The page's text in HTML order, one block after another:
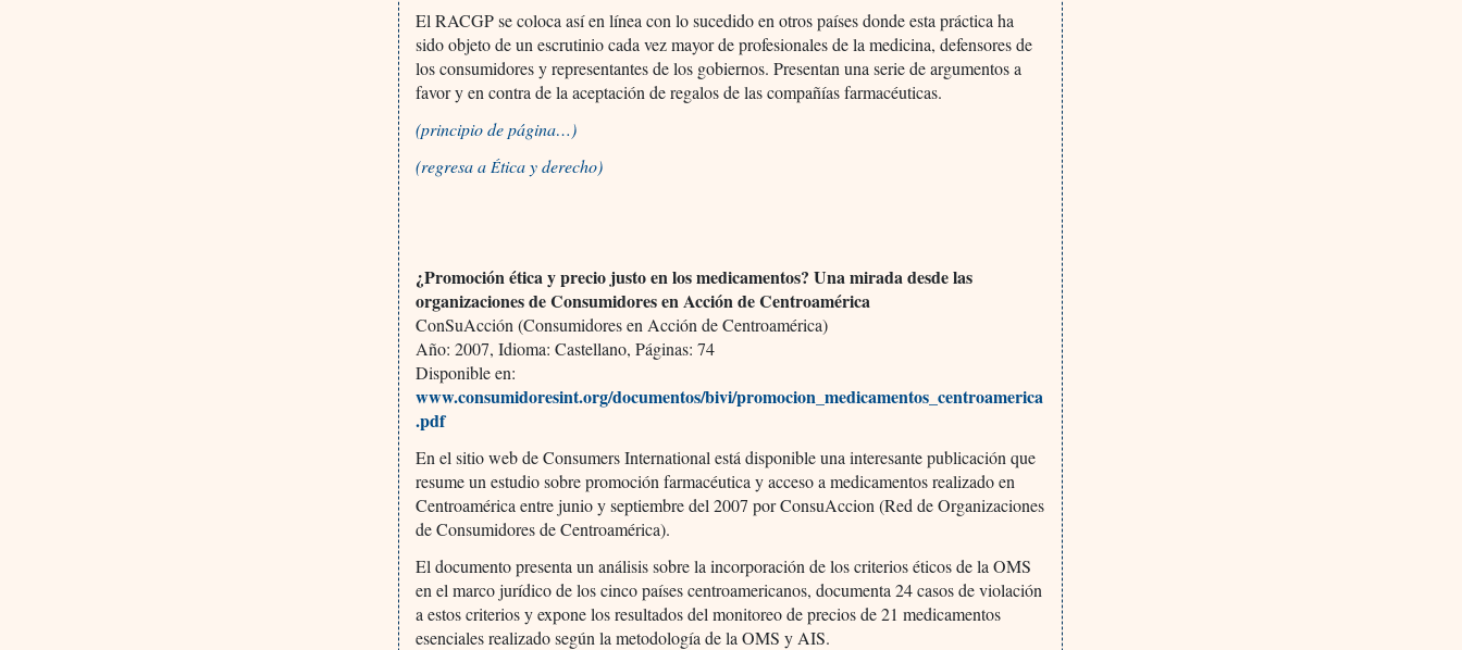
El RACGP se coloca así en línea con lo sucedido en otros países donde esta práctica ha
sido objeto de un escrutinio cada vez mayor de profesionales de la medicina, defensores de
los consumidores y representantes de los gobiernos. Presentan una serie de argumentos a
favor y en contra de la aceptación de regalos de las compañías farmacéuticas.
(principio de página…)
(regresa a Ética y derecho)
¿Promoción ética y precio justo en los medicamentos? Una mirada desde las
organizaciones de Consumidores en Acción de Centroamérica
ConSuAcción (Consumidores en Acción de Centroamérica)
Año: 2007, Idioma: Castellano, Páginas: 74
Disponible en:
www.consumidoresint.org/documentos/bivi/promocion_medicamentos_centroamerica
.pdf
En el sitio web de Consumers International está disponible una interesante publicación que
resume un estudio sobre promoción farmacéutica y acceso a medicamentos realizado en
Centroamérica entre junio y septiembre del 2007 por ConsuAccion (Red de Organizaciones
de Consumidores de Centroamérica).
El documento presenta un análisis sobre la incorporación de los criterios éticos de la OMS
en el marco jurídico de los cinco países centroamericanos, documenta 24 casos de violación
a estos criterios y expone los resultados del monitoreo de precios de 21 medicamentos
esenciales realizado según la metodología de la OMS y AIS.